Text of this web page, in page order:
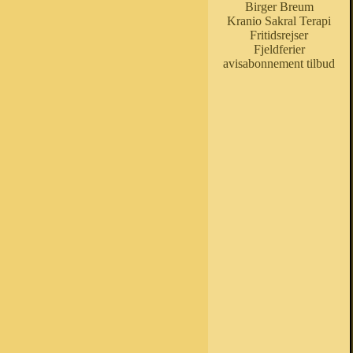
Birger Breum
Kranio Sakral Terapi
Fritidsrejser
Fjeldferier
avisabonnement tilbud